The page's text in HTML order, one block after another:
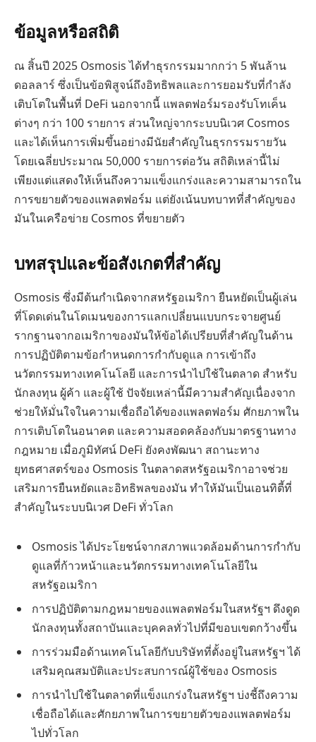
ข้อมูลหรือสถิติ
ณ สิ้นปี 2025 Osmosis ได้ทำธุรกรรมมากกว่า 5 พันล้าน
ดอลลาร์ ซึ่งเป็นข้อพิสูจน์ถึงอิทธิพลและการยอมรับที่กำลัง
เติบโตในพื้นที่ DeFi นอกจากนี้ แพลตฟอร์มรองรับโทเค็น
ต่างๆ กว่า 100 รายการ ส่วนใหญ่จากระบบนิเวศ Cosmos
และได้เห็นการเพิ่มขึ้นอย่างมีนัยสำคัญในธุรกรรมรายวัน
โดยเฉลี่ยประมาณ 50,000 รายการต่อวัน สถิติเหล่านี้ไม่
เพียงแต่แสดงให้เห็นถึงความแข็งแกร่งและความสามารถใน
การขยายตัวของแพลตฟอร์ม แต่ยังเน้นบทบาทที่สำคัญของ
มันในเครือข่าย Cosmos ที่ขยายตัว
บทสรุปและข้อสังเกตที่สำคัญ
Osmosis ซึ่งมีต้นกำเนิดจากสหรัฐอเมริกา ยืนหยัดเป็นผู้เล่น
ที่โดดเด่นในโดเมนของการแลกเปลี่ยนแบบกระจายศูนย์
รากฐานจากอเมริกาของมันให้ข้อได้เปรียบที่สำคัญในด้าน
การปฏิบัติตามข้อกำหนดการกำกับดูแล การเข้าถึง
นวัตกรรมทางเทคโนโลยี และการนำไปใช้ในตลาด สำหรับ
นักลงทุน ผู้ค้า และผู้ใช้ ปัจจัยเหล่านี้มีความสำคัญเนื่องจาก
ช่วยให้มั่นใจในความเชื่อถือได้ของแพลตฟอร์ม ศักยภาพใน
การเติบโตในอนาคต และความสอดคล้องกับมาตรฐานทาง
กฎหมาย เมื่อภูมิทัศน์ DeFi ยังคงพัฒนา สถานะทาง
ยุทธศาสตร์ของ Osmosis ในตลาดสหรัฐอเมริกาอาจช่วย
เสริมการยืนหยัดและอิทธิพลของมัน ทำให้มันเป็นเอนทิตี้ที่
สำคัญในระบบนิเวศ DeFi ทั่วโลก
Osmosis ได้ประโยชน์จากสภาพแวดล้อมด้านการกำกับ
ดูแลที่ก้าวหน้าและนวัตกรรมทางเทคโนโลยีใน
สหรัฐอเมริกา
การปฏิบัติตามกฎหมายของแพลตฟอร์มในสหรัฐฯ ดึงดูด
นักลงทุนทั้งสถาบันและบุคคลทั่วไปที่มีขอบเขตกว้างขึ้น
การร่วมมือด้านเทคโนโลยีกับบริษัทที่ตั้งอยู่ในสหรัฐฯ ได้
เสริมคุณสมบัติและประสบการณ์ผู้ใช้ของ Osmosis
การนำไปใช้ในตลาดที่แข็งแกร่งในสหรัฐฯ บ่งชี้ถึงความ
เชื่อถือได้และศักยภาพในการขยายตัวของแพลตฟอร์ม
ไปทั่วโลก